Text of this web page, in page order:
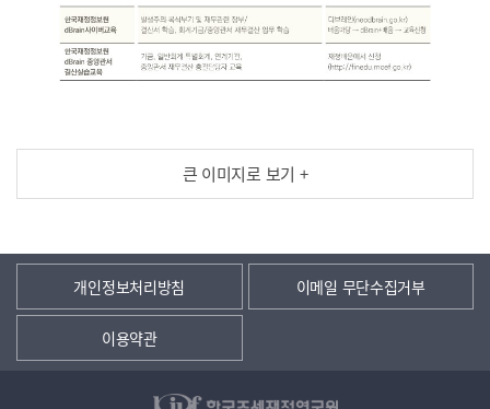
큰 이미지로 보기 +
개인정보처리방침 이메일 무단수집거부
이용약관